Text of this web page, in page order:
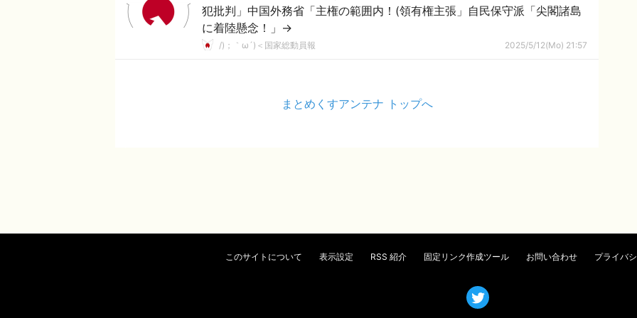
犯批判」中国外務省「主権の範囲内！(領有権主張」自民保守派「尖閣諸島
に着陸懸念！」→
/)；｀ω´)＜国家総動員報 2025/5/12(Mo) 21:57
まとめくすアンテナ トップへ
このサイトについて 表示設定 RSS 紹介 固定リンク作成ツール お問い合わせ プライバ